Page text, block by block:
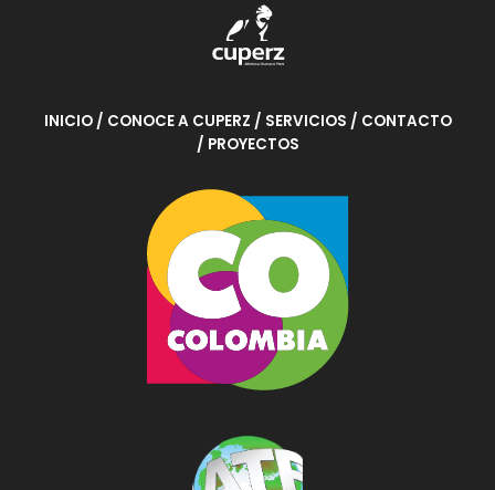
INICIO / CONOCE A CUPERZ / SERVICIOS / CONTACTO
/ PROYECTOS